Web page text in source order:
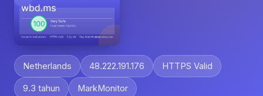
Netherlands 48.222.191.176 HTTPS Valid
9.3 tahun MarkMonitor